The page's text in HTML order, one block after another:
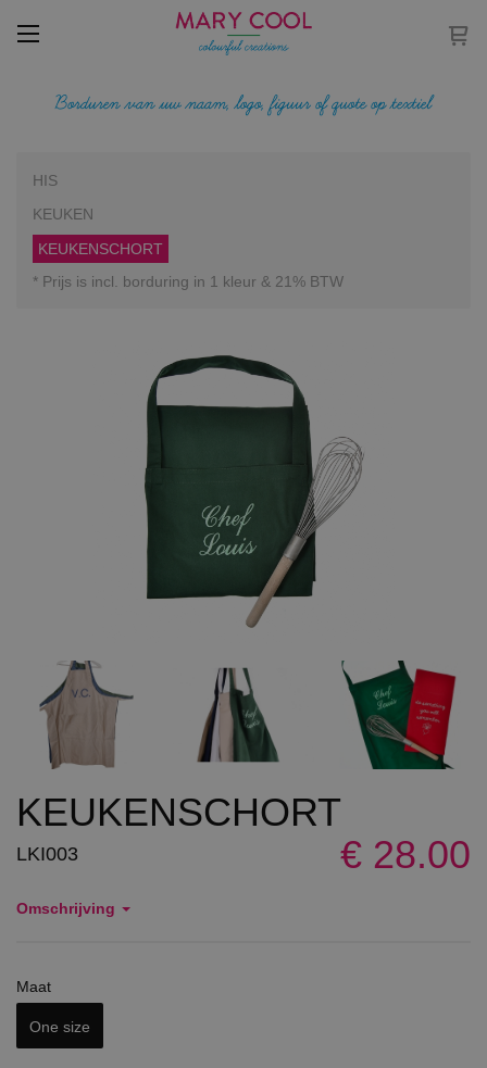
Borduren van uw naam, logo, figuur of quote op textiel
HIS
KEUKEN
KEUKENSCHORT
* Prijs is incl. borduring in 1 kleur & 21% BTW
KEUKENSCHORT
€ 28.00
LKI003
Omschrijving
Maat
One size